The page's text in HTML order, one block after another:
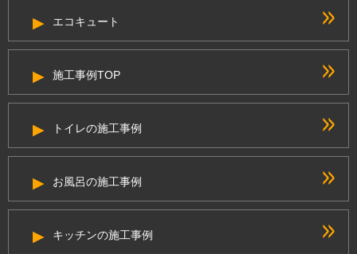
エコキュート
施工事例TOP
トイレの施工事例
お風呂の施工事例
キッチンの施工事例